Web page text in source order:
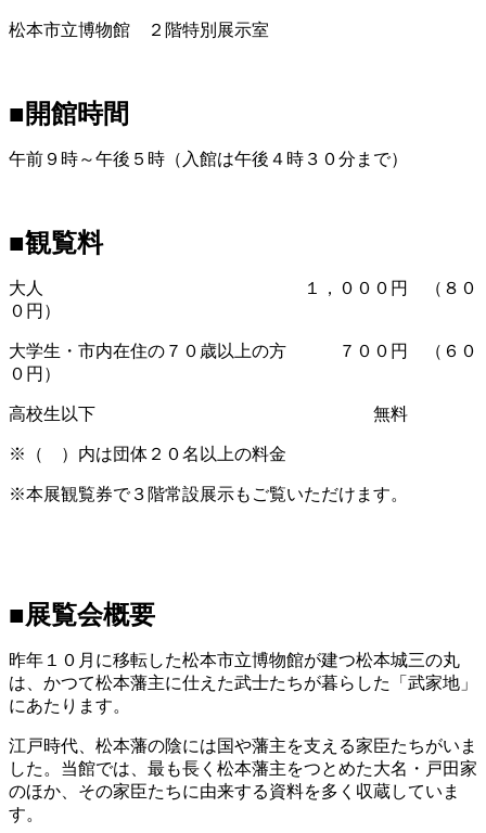
松本市立博物館 ２階特別展示室
■開館時間
午前９時～午後５時（入館は午後４時３０分まで）
■観覧料
大人 １，０００円 （８０
０円）
大学生・市内在住の７０歳以上の方 ７００円 （６０
０円）
高校生以下 無料
※（ ）内は団体２０名以上の料金
※本展観覧券で３階常設展示もご覧いただけます。
■展覧会概要
昨年１０月に移転した松本市立博物館が建つ松本城三の丸
は、かつて松本藩主に仕えた武士たちが暮らした「武家地」
にあたります。
江戸時代、松本藩の陰には国や藩主を支える家臣たちがいま
した。当館では、最も長く松本藩主をつとめた大名・戸田家
のほか、その家臣たちに由来する資料を多く収蔵していま
す。